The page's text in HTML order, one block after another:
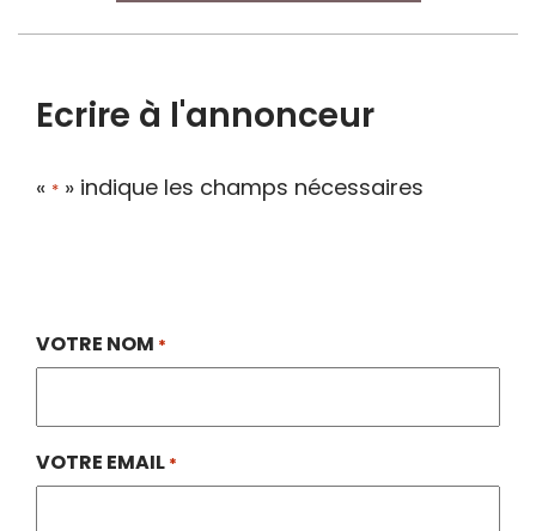
Ecrire à l'annonceur
« * » indique les champs nécessaires
VOTRE NOM *
VOTRE EMAIL *